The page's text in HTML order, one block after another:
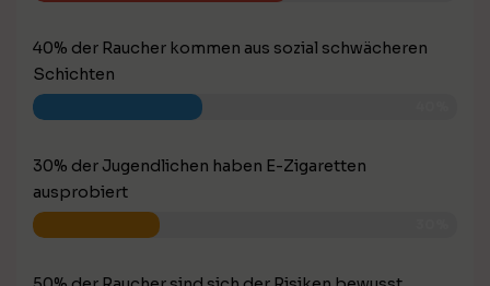
40% der Raucher kommen aus sozial schwächeren
Schichten
30% der Jugendlichen haben E-Zigaretten
ausprobiert